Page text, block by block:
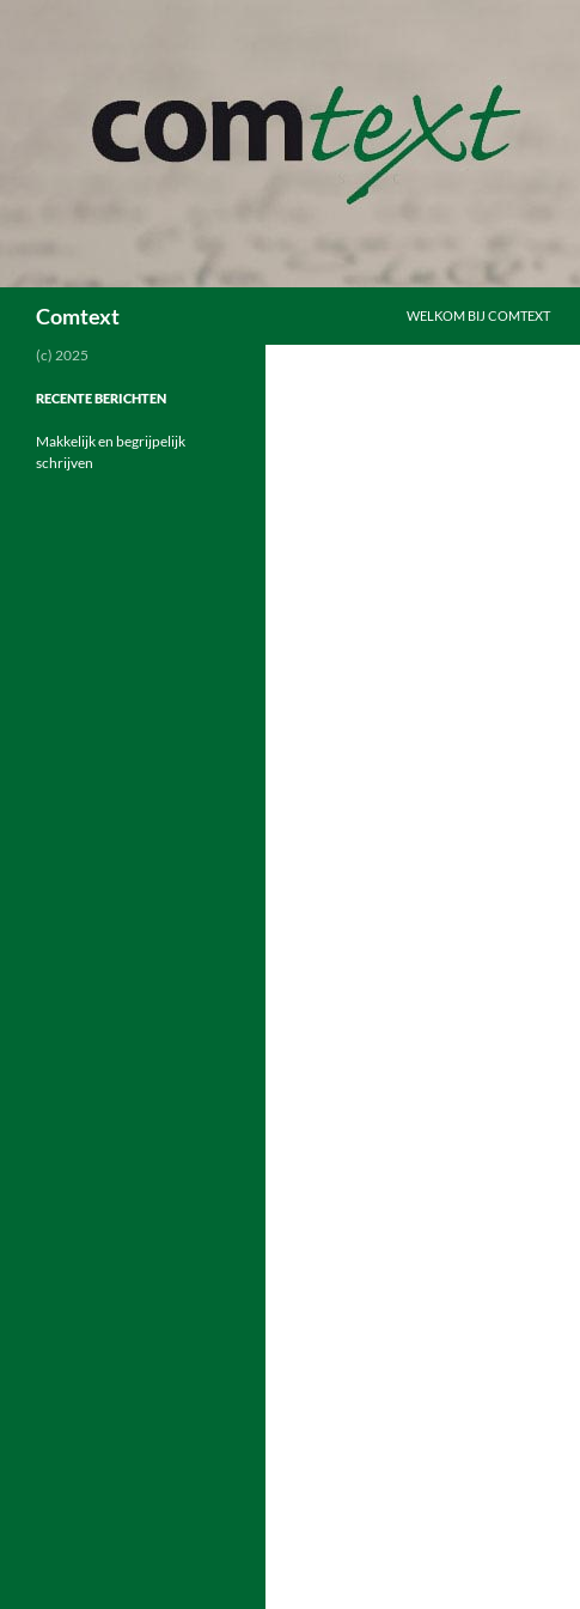
Comtext WELKOM BIJ COMTEXT
(c) 2025
RECENTE BERICHTEN
Makkelijk en begrijpelijk
schrijven